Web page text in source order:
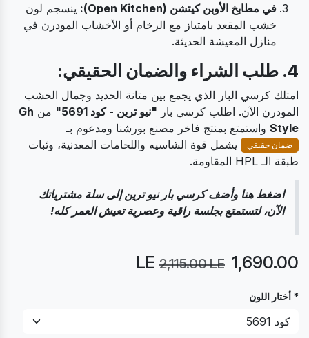
في مطابخ الأوبن كيتشن (Open Kitchen):
ينسجم لون
خشب المقعد بامتياز مع الرخام أو الأخشاب المودرن في
منازل المعيشة الحديثة.
4. طلب الشراء والضمان الحقيقي:
امتلك كرسي البار الذي يجمع بين متانة الحديد وجمال الخشب
المودرن الآن. اطلب كرسي بار "نيو ترين - كود 5691" من Gh
Style واستمتع بمنتج فاخر مصنع بورشنا ومدعوم بـ
ضمان حقيقي
يشمل قوة الشاسيه واللحامات المعدنية، وثبات
طبقة الـ HPL المقاومة.
اضغط هنا وأضف كرسي بار نيو ترين إلى سلة مشترياتك
الآن، لتستمتع بجلسة راقية وعصرية تعيش العمر كله!
1,690.00
2,115.00LE
* أختار اللون